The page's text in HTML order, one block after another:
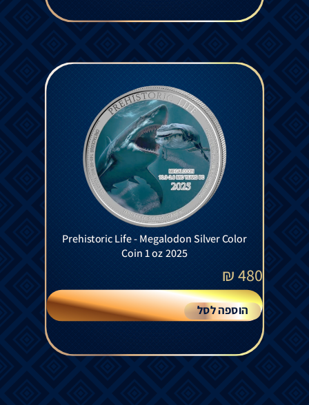
Prehistoric Life - Megalodon Silver Color
Coin 1 oz 2025
480
₪
הוספה לסל